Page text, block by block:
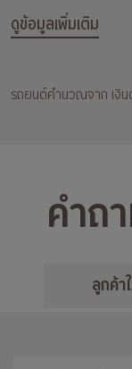
ดูข้อมูลเพิ่มเติม
รถยนต์คำนวณจาก เงิน
คำถ
ลูกค้า